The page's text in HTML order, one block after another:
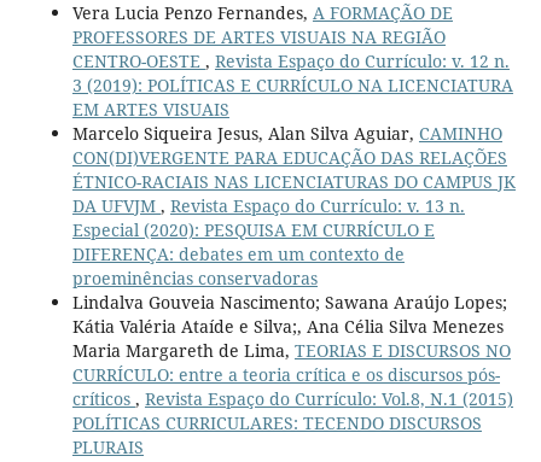
Vera Lucia Penzo Fernandes, A FORMAÇÃO DE
PROFESSORES DE ARTES VISUAIS NA REGIÃO
CENTRO-OESTE , Revista Espaço do Currículo: v. 12 n.
3 (2019): POLÍTICAS E CURRÍCULO NA LICENCIATURA
EM ARTES VISUAIS
Marcelo Siqueira Jesus, Alan Silva Aguiar, CAMINHO
CON(DI)VERGENTE PARA EDUCAÇÃO DAS RELAÇÕES
ÉTNICO-RACIAIS NAS LICENCIATURAS DO CAMPUS JK
DA UFVJM , Revista Espaço do Currículo: v. 13 n.
Especial (2020): PESQUISA EM CURRÍCULO E
DIFERENÇA: debates em um contexto de
proeminências conservadoras
Lindalva Gouveia Nascimento; Sawana Araújo Lopes;
Kátia Valéria Ataíde e Silva;, Ana Célia Silva Menezes
Maria Margareth de Lima, TEORIAS E DISCURSOS NO
CURRÍCULO: entre a teoria crítica e os discursos pós-
críticos , Revista Espaço do Currículo: Vol.8, N.1 (2015)
POLÍTICAS CURRICULARES: TECENDO DISCURSOS
PLURAIS